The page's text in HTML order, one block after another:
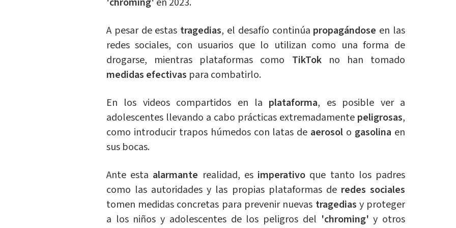
A pesar de estas tragedias, el desafío continúa propagándose en las
redes sociales, con usuarios que lo utilizan como una forma de
drogarse, mientras plataformas como TikTokno han tomado
medidas efectivas para combatirlo.
En los videos compartidos en la plataforma, es posible ver a
adolescentes llevando a cabo prácticas extremadamente peligrosas,
como introducir trapos húmedos con latas de aerosol o gasolina en
sus bocas.
Ante esta alarmante realidad, es imperativo que tanto los padres
como las autoridades y las propias plataformas de redes sociales
tomen medidas concretas para prevenir nuevas tragedias y proteger
a los niños y adolescentes de los peligros del 'chroming'y otros